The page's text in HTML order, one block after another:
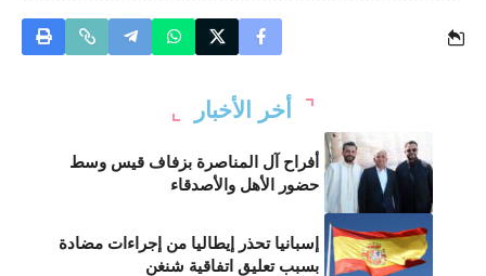
أخر الأخبار
أفراح آل المناصرة بزفاف قيس وسط
حضور الأهل والأصدقاء
إسبانيا تحذر إيطاليا من إجراءات مضادة
بسبب تعليق اتفاقية شنغن